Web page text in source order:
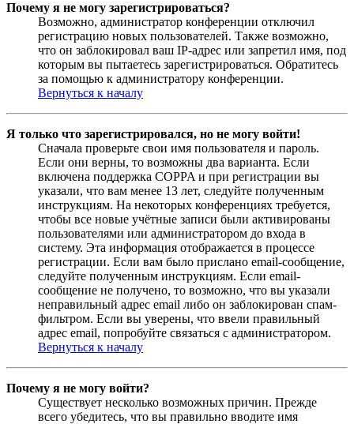
Почему я не могу зарегистрироваться?
Возможно, администратор конференции отключил
регистрацию новых пользователей. Также возможно,
что он заблокировал ваш IP-адрес или запретил имя, под
которым вы пытаетесь зарегистрироваться. Обратитесь
за помощью к администратору конференции.
Вернуться к началу
Я только что зарегистрировался, но не могу войти!
Сначала проверьте свои имя пользователя и пароль.
Если они верны, то возможны два варианта. Если
включена поддержка COPPA и при регистрации вы
указали, что вам менее 13 лет, следуйте полученным
инструкциям. На некоторых конференциях требуется,
чтобы все новые учётные записи были активированы
пользователями или администратором до входа в
систему. Эта информация отображается в процессе
регистрации. Если вам было прислано email-сообщение,
следуйте полученным инструкциям. Если email-
сообщение не получено, то возможно, что вы указали
неправильный адрес email либо он заблокирован спам-
фильтром. Если вы уверены, что ввели правильный
адрес email, попробуйте связаться с администратором.
Вернуться к началу
Почему я не могу войти?
Существует несколько возможных причин. Прежде
всего убедитесь, что вы правильно вводите имя